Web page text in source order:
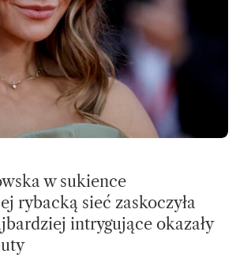
w sukience
rybacką sieć zaskoczyła
intrygujące okazały